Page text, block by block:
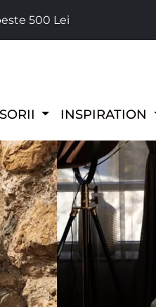
500 Lei
INSPIRATION